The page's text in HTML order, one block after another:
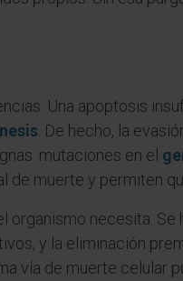
Una apoptosis
. De hecho, la
mutaciones en el
de muerte y permiten
necesita. Se
y la eliminación
vía de muerte celular